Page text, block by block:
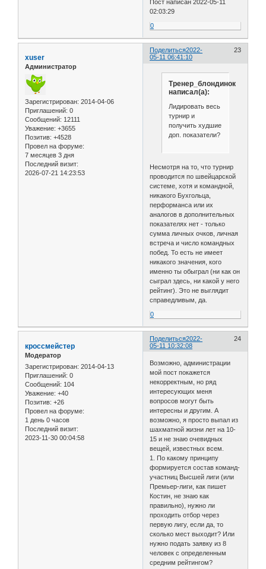
Пост написан 2022-05-11
02:03:29
0
Поделиться 23
2022-
05-11 06:41:10
xuser
Администратор
Зарегистрирован: 2014-04-06
Приглашений: 0
Сообщений: 12111
Уважение: +3655
Позитив: +4528
Провел на форуме:
7 месяцев 3 дня
Последний визит:
2026-07-21 14:23:53
Тренер_блондинок
написал(а):
Лидировать весь
турнир и
получить худшие
доп. показатели?
Несмотря на то, что турнир
проводится по швейцарской
системе, хотя и командной,
никакого Бухгольца,
перформанса или их
аналогов в дополнительных
показателях нет - только
сумма личных очков, личная
встреча и число командных
побед. То есть не имеет
никакого значения, кого
именно ты обыграл (ни как он
сыграл здесь, ни какой у него
рейтинг). Это не выглядит
справедливым, да.
0
Поделиться 24
2022-
05-11 10:32:08
кроссмейстер
Модератор
Зарегистрирован: 2014-04-13
Приглашений: 0
Сообщений: 104
Уважение: +40
Позитив: +26
Провел на форуме:
1 день 0 часов
Последний визит:
2023-11-30 00:04:58
Возможно, администрации
мой пост покажется
некорректным, но ряд
интересующих меня
вопросов могут быть
интересны и другим. А
возможно, я просто выпал из
шахматной жизни лет на 10-
15 и не знаю очевидных
вещей, известных всем.
1. По какому принципу
формируется состав команд-
участниц Высшей лиги (или
Премьер-лиги, как пишет
Костин, не знаю как
правильно), нужно ли
проходить отбор через
первую лигу, если да, то
сколько мест выходит? Или
нужно подать заявку из 8
человек с определенным
средним рейтингом?